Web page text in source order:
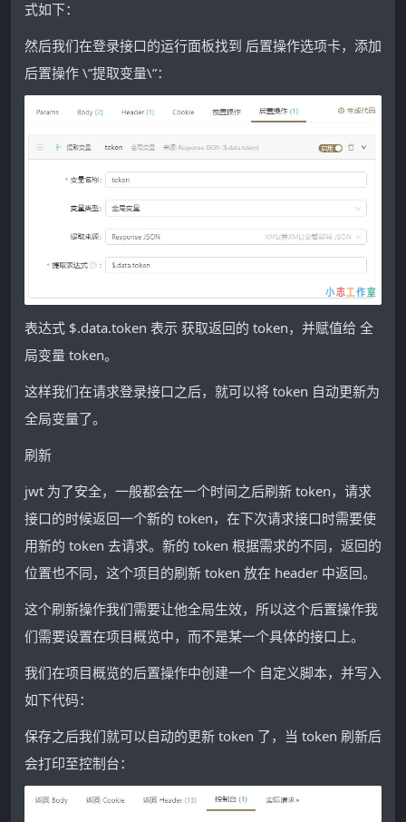
式如下：
然后我们在登录接口的运行面板找到 后置操作选项卡，添加
后置操作 \”提取变量\”：
表达式 $.data.token 表示 获取返回的 token，并赋值给 全
局变量 token。
这样我们在请求登录接口之后，就可以将 token 自动更新为
全局变量了。
刷新
jwt 为了安全，一般都会在一个时间之后刷新 token，请求
接口的时候返回一个新的 token，在下次请求接口时需要使
用新的 token 去请求。新的 token 根据需求的不同，返回的
位置也不同，这个项目的刷新 token 放在 header 中返回。
这个刷新操作我们需要让他全局生效，所以这个后置操作我
们需要设置在项目概览中，而不是某一个具体的接口上。
我们在项目概览的后置操作中创建一个 自定义脚本，并写入
如下代码：
保存之后我们就可以自动的更新 token 了，当 token 刷新后
会打印至控制台：